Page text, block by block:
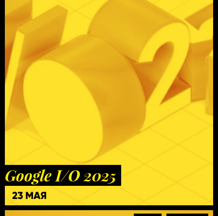
Google I/O 2025
23 МАЯ